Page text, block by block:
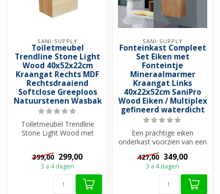
SANI-SUPPLY
Toiletmeubel
Trendline Stone Light
Wood 40x52x22cm
Kraangat Rechts MDF
Rechtsdraaiend
Softclose Greeploos
Natuurstenen Wasbak
Toiletmeubel Trendline
Stone Light Wood met
Deze prach...
399,00 299,00
3 a 4 dagen
SANI-SUPPLY
Fonteinkast Compleet
Set Eiken met
Fonteintje
Mineraalmarmer
Kraangat Links
40x22x52cm SaniPro
Wood Eiken / Multiplex
gefineerd waterdicht
Een prachtige eiken
onderkast voorzien van een
softclose deur. Fonteinkast
Compl...
427,00 349,00
3 a 4 dagen